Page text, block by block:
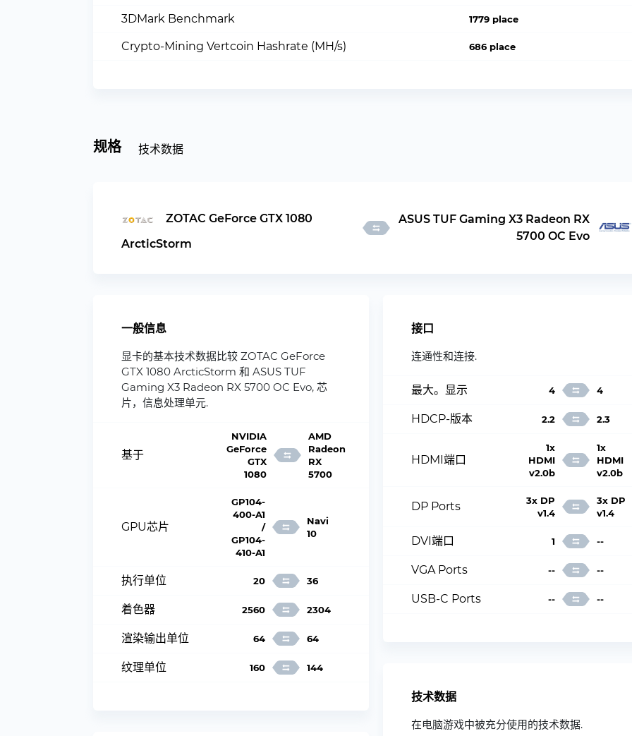
3DMark Benchmark 1779 place
Crypto-Mining Vertcoin Hashrate (MH/s) 686 place
规格 技术数据
ZOTAC GeForce GTX 1080
ArcticStorm
ASUS TUF Gaming X3 Radeon RX
5700 OC Evo
一般信息
显卡的基本技术数据比较 ZOTAC GeForce
GTX 1080 ArcticStorm 和 ASUS TUF
Gaming X3 Radeon RX 5700 OC Evo, 芯
片，信息处理单元.
基于
NVIDIA
GeForce
GTX
1080
AMD
Radeon
RX
5700
GPU芯片
GP104-
400-A1
/
GP104-
410-A1
Navi
10
执行单位 20 36
着色器 2560 2304
渲染输出单位 64 64
纹理单位 160 144
接口
连通性和连接.
最大。显示 4 4
HDCP-版本 2.2 2.3
HDMI端口
1x
HDMI
v2.0b
1x
HDMI
v2.0b
DP Ports
3x DP
v1.4
3x DP
v1.4
DVI端口 1 --
VGA Ports -- --
USB-C Ports -- --
技术数据
在电脑游戏中被充分使用的技术数据.